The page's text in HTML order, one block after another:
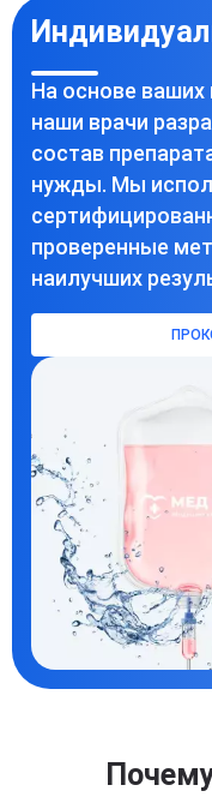
На основе ваших
наши врачи
состав
нужды. Мы
проверенные
наилучших